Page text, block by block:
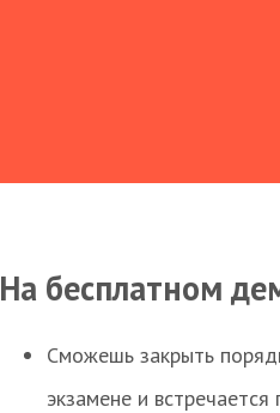
На бесплатном
Сможешь закрыть
экзамене и